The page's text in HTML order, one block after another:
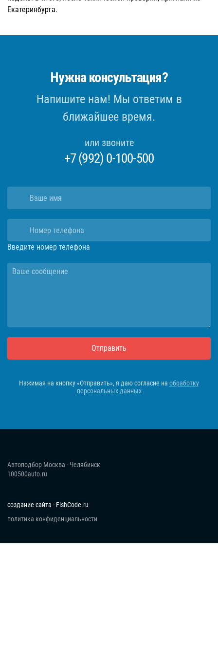
Екатеринбурга.
Нужна консультация?
Напишите нам! Мы ответим в
ближайшее время.
или звоните
+7 (992) 0-100-500
Введите номер телефона
Отправить
Нажимая на кнопку «Отправить», я даю согласие на обработку
персональных данных
Автоподбор Москва - Челябинск
100500auto.ru
создание сайта - FishCode.ru
политика конфиденциальностиПолучить консультацию